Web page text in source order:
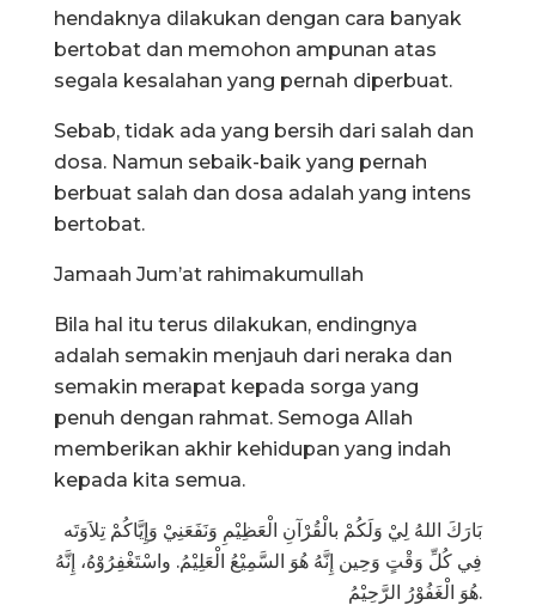
hendaknya dilakukan dengan cara banyak
bertobat dan memohon ampunan atas
segala kesalahan yang pernah diperbuat.
Sebab, tidak ada yang bersih dari salah dan
dosa. Namun sebaik-baik yang pernah
berbuat salah dan dosa adalah yang intens
bertobat.
Jamaah Jum’at rahimakumullah
Bila hal itu terus dilakukan, endingnya
adalah semakin menjauh dari neraka dan
semakin merapat kepada sorga yang
penuh dengan rahmat. Semoga Allah
memberikan akhir kehidupan yang indah
kepada kita semua.
فِي كُلِّ وَقْتٍ وَحِين إِنَّهُ هُوَ السَّمِيْعُ الْعَلِيْمُ. واسْتَغْفِرُوْهُ، إِنَّهُ
هُوَ الْغَفُوْرُ الرَّحِيْمُ.